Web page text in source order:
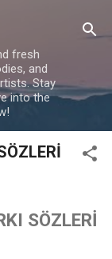
fresh
and
Stay
into the
SÖZLERİ